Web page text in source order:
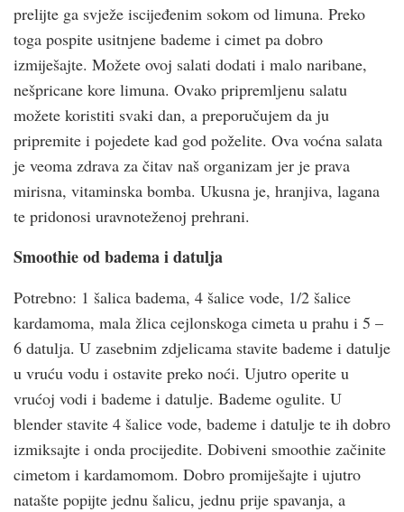
prelijte ga svježe iscijeđenim sokom od limuna. Preko
toga pospite usitnjene bademe i cimet pa dobro
izmiješajte. Možete ovoj salati dodati i malo naribane,
nešpricane kore limuna. Ovako pripremljenu salatu
možete koristiti svaki dan, a preporučujem da ju
pripremite i pojedete kad god poželite. Ova voćna salata
je veoma zdrava za čitav naš organizam jer je prava
mirisna, vitaminska bomba. Ukusna je, hranjiva, lagana
te pridonosi uravnoteženoj prehrani.
Smoothie od badema i datulja
Potrebno: 1 šalica badema, 4 šalice vode, 1/2 šalice
kardamoma, mala žlica cejlonskoga cimeta u prahu i 5 –
6 datulja. U zasebnim zdjelicama stavite bademe i datulje
u vruću vodu i ostavite preko noći. Ujutro operite u
vrućoj vodi i bademe i datulje. Bademe ogulite. U
blender stavite 4 šalice vode, bademe i datulje te ih dobro
izmiksajte i onda procijedite. Dobiveni smoothie začinite
cimetom i kardamomom. Dobro promiješajte i ujutro
natašte popijte jednu šalicu, jednu prije spavanja, a